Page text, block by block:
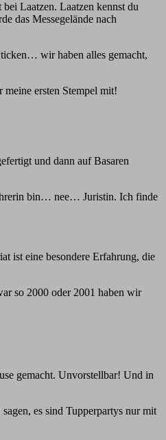
Laatzen. Laatzen kennst du
das Messegelände nach
wir haben alles gemacht,
ersten Stempel mit!
und dann auf Basaren
bin… nee… Juristin. Ich finde
ist eine besondere Erfahrung, die
so 2000 oder 2001 haben wir
gemacht. Unvorstellbar! Und in
es sind Tupperpartys nur mit